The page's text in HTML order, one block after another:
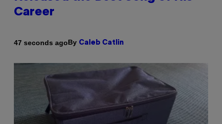
Career
47 seconds agoBy Caleb Catlin